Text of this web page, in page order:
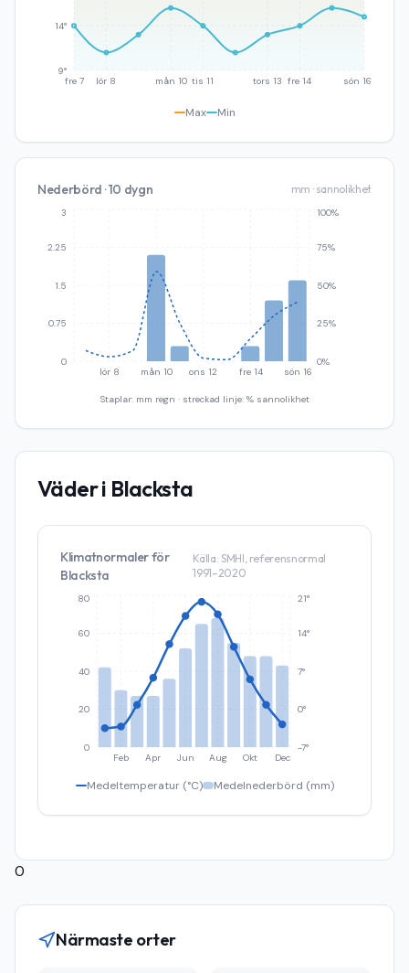
fre 7 lör 8 mån 10 tis 11 tors 13 fre 14 sön 16
9°
14°
Max Min
Nederbörd · 10 dygn mm · sannolikhet
lör 8 mån 10 ons 12 fre 14 sön 16
0
0.75
1.5
2.25
3
0%
25%
50%
75%
100%
Staplar: mm regn · streckad linje: % sannolikhet
Väder i Blacksta
Klimatnormaler för
Blacksta
Källa: SMHI, referensnormal
1991–2020
Feb Apr Jun Aug Okt Dec
0
20
40
60
80
-7°
0°
7°
14°
21°
Medeltemperatur (°C) Medelnederbörd (mm)
0
Närmaste orter